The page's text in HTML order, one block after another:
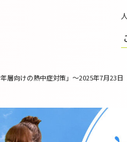
層向けの熱中症対策」～2025年7月23日